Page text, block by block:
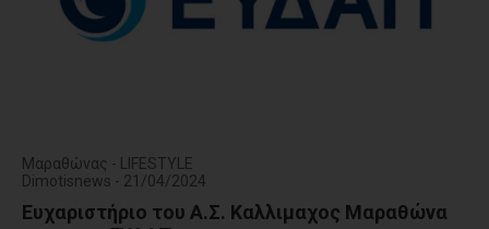
Μαραθώνας - LIFESTYLE
Dimotisnews - 21/04/2024
Ευχαριστήριο του Α.Σ. Καλλιμαχος Μαραθώνα